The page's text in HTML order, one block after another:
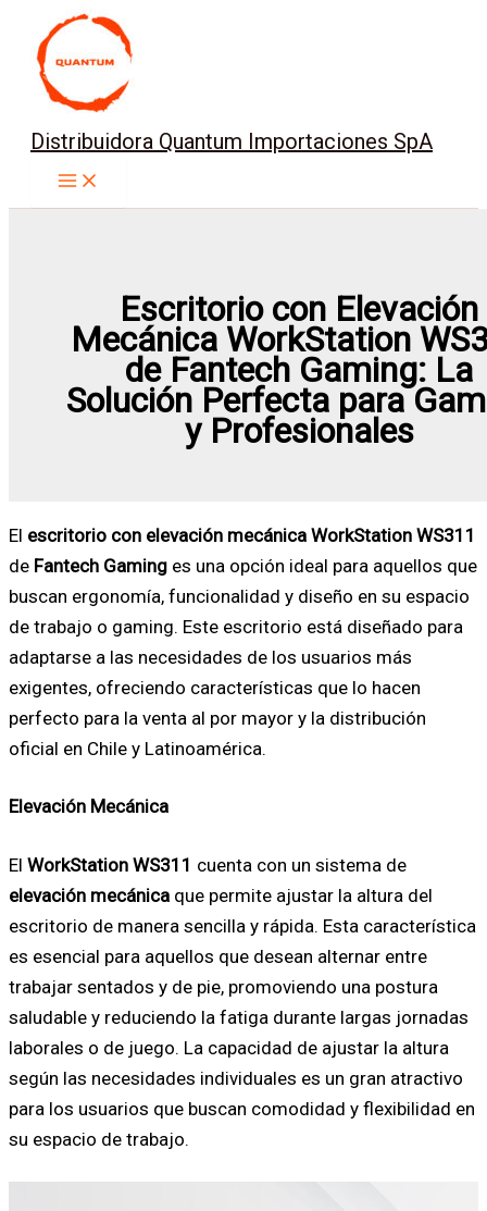
contenido
Distribuidora Quantum Importaciones SpA
Escritorio con Elevación
Mecánica WorkStation
de Fantech Gaming: La
Solución Perfecta para
y Profesionales
El escritorio con elevación mecánica WorkStation WS311
de Fantech Gaming es una opción ideal para aquellos que
buscan ergonomía, funcionalidad y diseño en su espacio
de trabajo o gaming. Este escritorio está diseñado para
adaptarse a las necesidades de los usuarios más
exigentes, ofreciendo características que lo hacen
perfecto para la venta al por mayor y la distribución
oficial en Chile y Latinoamérica.
Elevación Mecánica
El WorkStation WS311 cuenta con un sistema de
elevación mecánica que permite ajustar la altura del
escritorio de manera sencilla y rápida. Esta característica
es esencial para aquellos que desean alternar entre
trabajar sentados y de pie, promoviendo una postura
saludable y reduciendo la fatiga durante largas jornadas
laborales o de juego. La capacidad de ajustar la altura
según las necesidades individuales es un gran atractivo
para los usuarios que buscan comodidad y flexibilidad en
su espacio de trabajo.